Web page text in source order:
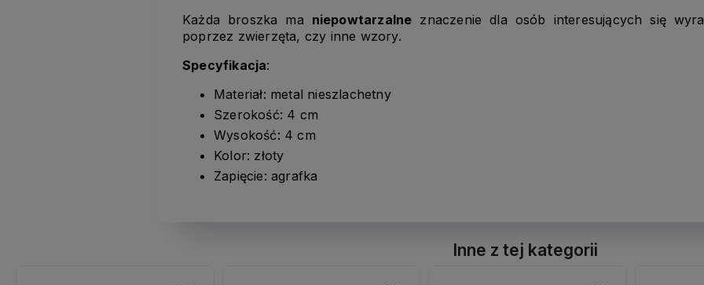
Każda broszka ma niepowtarzalne znaczenie dla osób interesujących się
poprzez zwierzęta, czy inne wzory.
Specyfikacja:
Materiał: metal nieszlachetny
Szerokość: 4 cm
Wysokość: 4 cm
Kolor: złoty
Zapięcie: agrafka
Inne z tej kategorii